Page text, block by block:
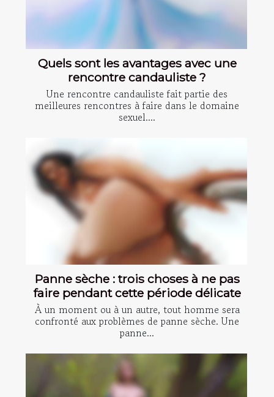
Quels sont les avantages avec une
rencontre candauliste ?
Une rencontre candauliste fait partie des
meilleures rencontres à faire dans le domaine
sexuel....
Panne sèche : trois choses à ne pas
faire pendant cette période délicate
À un moment ou à un autre, tout homme sera
confronté aux problèmes de panne sèche. Une
panne...